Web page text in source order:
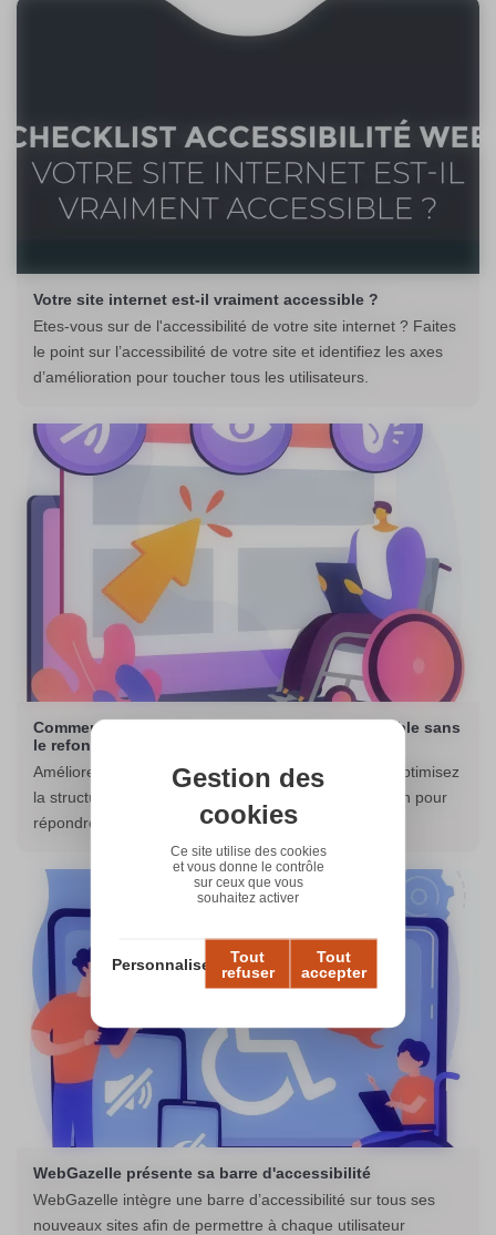
Votre site internet est-il vraiment accessible ?
Etes-vous sur de l'accessibilité de votre site internet ? Faites
le point sur l’accessibilité de votre site et identifiez les axes
d’amélioration pour toucher tous les utilisateurs.
Comment rendre votre site internet plus accessible sans
le refondre ?
Améliorez l'accessibilité de votre site sans refonte. Optimisez
la structure, les contrastes, les balises et la navigation pour
répondre aux normes RGAA.
WebGazelle présente sa barre d'accessibilité
WebGazelle intègre une barre d’accessibilité sur tous ses
nouveaux sites afin de permettre à chaque utilisateur
Gestion des
cookies
Ce site utilise des cookies
et vous donne le contrôle
sur ceux que vous
souhaitez activer
Tout
accepter
Tout
refuser
Personnaliser